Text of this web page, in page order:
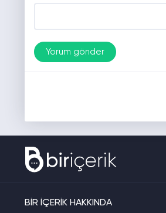
BİR İÇERİK HAKKINDA